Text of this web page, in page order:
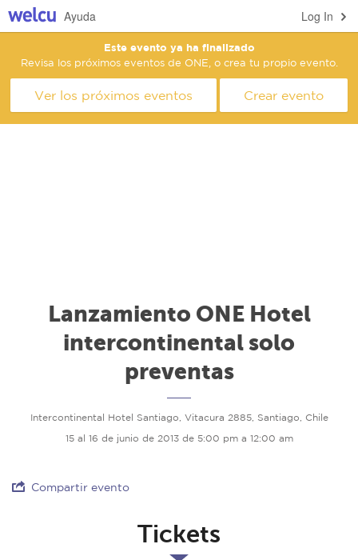
Log In
Ayuda
Este evento ya ha finalizado
Revisa los próximos eventos de ONE, o crea tu propio evento.
Ver los próximos eventos Crear evento
Lanzamiento ONE Hotel
intercontinental solo
preventas
Intercontinental Hotel Santiago, Vitacura 2885, Santiago, Chile
15 al 16 de junio de 2013 de 5:00 pm a 12:00 am
Compartir evento
Tickets